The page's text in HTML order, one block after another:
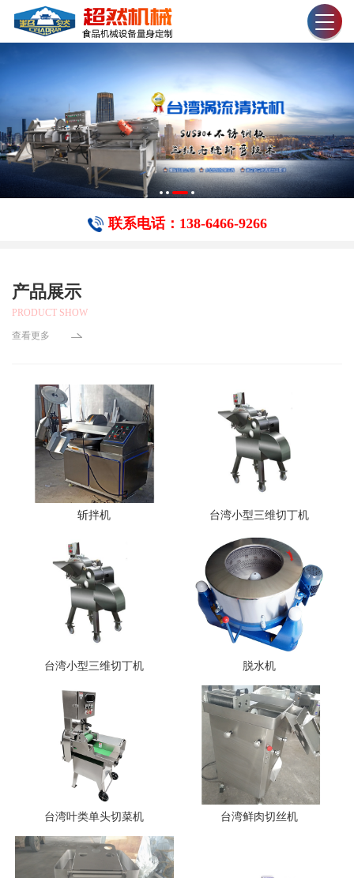
联系电话：138-6466-​9266
产品展示
PRODUCT SHOW
查看更多
斩拌机 台湾小型三维切丁机
台湾小型三维切丁机 脱水机
台湾叶类单头切菜机 台湾鲜肉切丝机